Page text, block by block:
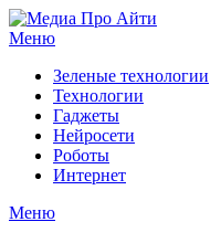
Перейти
к
Меню
Зеленые технологии
Технологии
Гаджеты
Нейросети
Роботы
Интернет
Меню